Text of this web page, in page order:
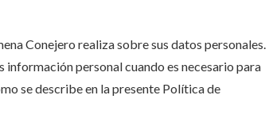
Conejero realiza sobre sus datos personales.
personal cuando es necesario para
se describe en la presente Política de